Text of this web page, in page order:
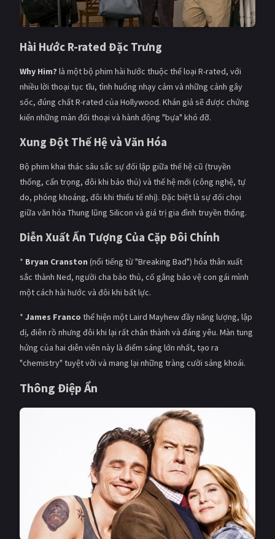
Hài Hước R-rated Đặc Trưng
Why Him? là một bộ phim hài hước thuộc thể loại R-rated, với
nhiều lời thoại tục tĩu, tình huống nhạy cảm và những cảnh gây
sốc, đúng chất R-rated của Hollywood. Khán giả sẽ được chứng
kiến những màn đối thoại và hành động "bựa" khó đỡ.
Xung Đột Thế Hệ và Văn Hóa
Bộ phim khai thác sâu sắc sự đối lập giữa thế hệ cũ (truyền
thống, cẩn trọng, đôi khi bảo thủ) và thế hệ mới (công nghệ, tự
do, phóng khoáng, đôi khi thiếu tế nhị). Đặc biệt là sự đối chọi
giữa văn hóa Thung lũng Silicon và giá trị gia đình truyền thống.
Diễn Xuất Ấn Tượng Của Cặp Đôi Chính
* Bryan Cranston (nổi tiếng từ "Breaking Bad") hóa thân xuất
sắc thành Ned, người cha bảo thủ, cố gắng bảo vệ con gái mình
một cách hài hước và đôi khi bất lực.
* James Franco thể hiện một Laird Mayhew đầy năng lượng, lập
dị, điên rồ nhưng đôi khi lại rất chân thành và đáng yêu. Màn tung
hứng của hai diễn viên này là điểm sáng lớn nhất, tạo ra
"chemistry" tuyệt vời và mang lại những tràng cười sảng khoái.
Thông Điệp Ẩn